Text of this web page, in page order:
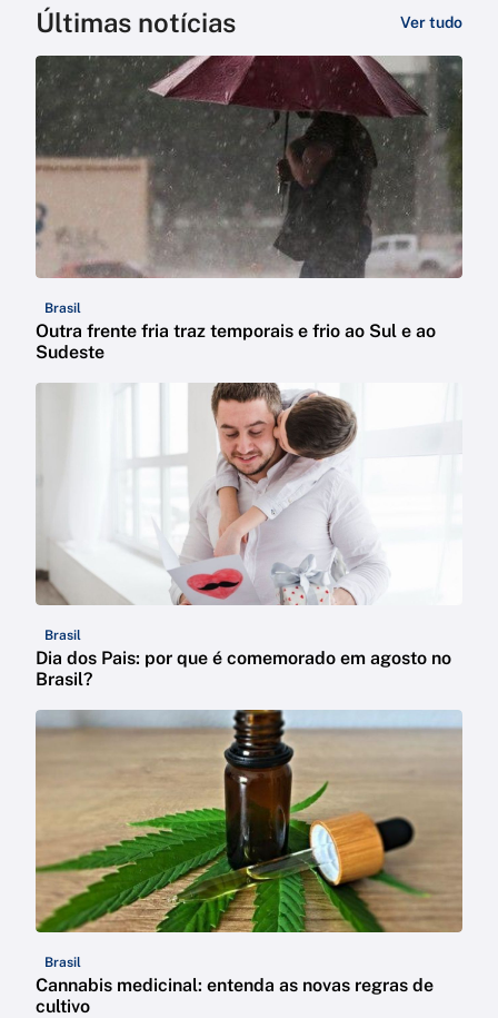
Últimas notícias Ver tudo
Brasil
Outra frente fria traz temporais e frio ao Sul e ao
Sudeste
Brasil
Dia dos Pais: por que é comemorado em agosto no
Brasil?
Brasil
Cannabis medicinal: entenda as novas regras de
cultivo